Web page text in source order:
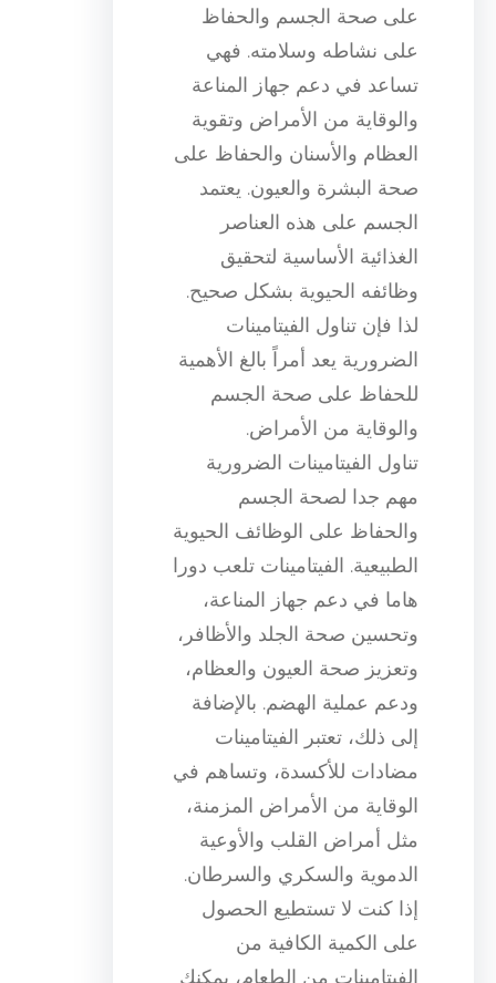
على صحة الجسم والحفاظ
على نشاطه وسلامته. فهي
تساعد في دعم جهاز المناعة
والوقاية من الأمراض وتقوية
العظام والأسنان والحفاظ على
صحة البشرة والعيون. يعتمد
الجسم على هذه العناصر
الغذائية الأساسية لتحقيق
وظائفه الحيوية بشكل صحيح.
لذا فإن تناول الفيتامينات
الضرورية يعد أمراً بالغ الأهمية
للحفاظ على صحة الجسم
والوقاية من الأمراض.
تناول الفيتامينات الضرورية
مهم جدا لصحة الجسم
والحفاظ على الوظائف الحيوية
الطبيعية. الفيتامينات تلعب دورا
هاما في دعم جهاز المناعة،
وتحسين صحة الجلد والأظافر،
وتعزيز صحة العيون والعظام،
ودعم عملية الهضم. بالإضافة
إلى ذلك، تعتبر الفيتامينات
مضادات للأكسدة، وتساهم في
الوقاية من الأمراض المزمنة،
مثل أمراض القلب والأوعية
الدموية والسكري والسرطان.
إذا كنت لا تستطيع الحصول
على الكمية الكافية من
الفيتامينات من الطعام، يمكنك